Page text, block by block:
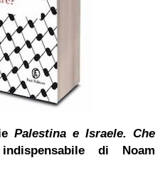
Palestina e Israele. Che
di Noam